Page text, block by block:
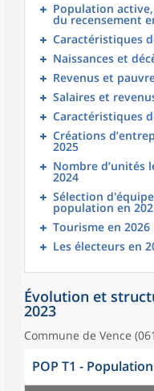
Population
du recensement
Caractéristiques
Naissances et
Revenus et
Salaires et
Caractéristiques
Créations
2025
Nombre d’unités
2024
Sélection
population en
Tourisme en 2026
Les électeurs en
Évolution et
2023
Commune de Vence
POP T1 -